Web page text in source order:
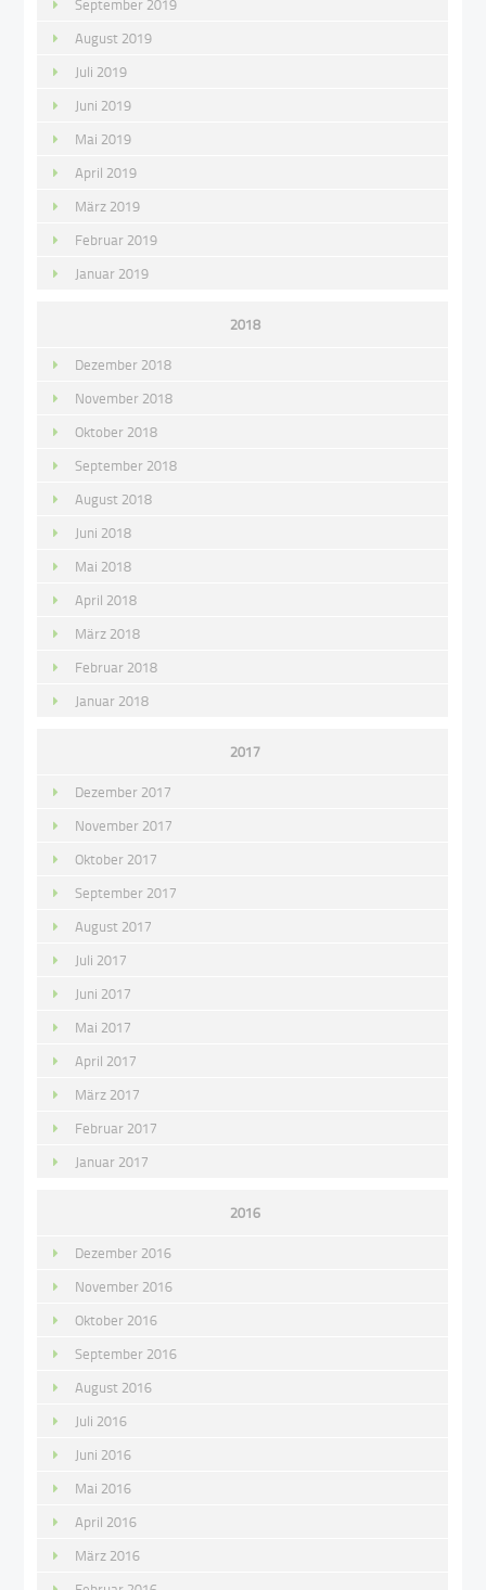
September 2019
August 2019
Juli 2019
Juni 2019
Mai 2019
April 2019
März 2019
Februar 2019
Januar 2019
2018
Dezember 2018
November 2018
Oktober 2018
September 2018
August 2018
Juni 2018
Mai 2018
April 2018
März 2018
Februar 2018
Januar 2018
2017
Dezember 2017
November 2017
Oktober 2017
September 2017
August 2017
Juli 2017
Juni 2017
Mai 2017
April 2017
März 2017
Februar 2017
Januar 2017
2016
Dezember 2016
November 2016
Oktober 2016
September 2016
August 2016
Juli 2016
Juni 2016
Mai 2016
April 2016
März 2016